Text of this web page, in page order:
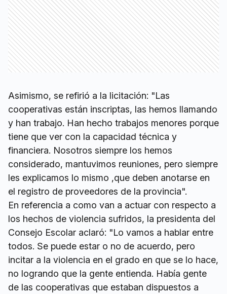
Asimismo, se refirió a la licitación: "Las
cooperativas están inscriptas, las hemos llamando
y han trabajo. Han hecho trabajos menores porque
tiene que ver con la capacidad técnica y
financiera. Nosotros siempre los hemos
considerado, mantuvimos reuniones, pero siempre
les explicamos lo mismo ,que deben anotarse en
el registro de proveedores de la provincia".
En referencia a como van a actuar con respecto a
los hechos de violencia sufridos, la presidenta del
Consejo Escolar aclaró: "Lo vamos a hablar entre
todos. Se puede estar o no de acuerdo, pero
incitar a la violencia en el grado en que se lo hace,
no logrando que la gente entienda. Había gente
de las cooperativas que estaban dispuestos a